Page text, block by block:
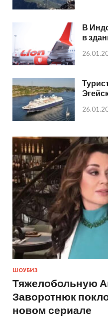
В
в
ШОУБИЗ
Тяжелобольную
Заворотнюк
новом сериале